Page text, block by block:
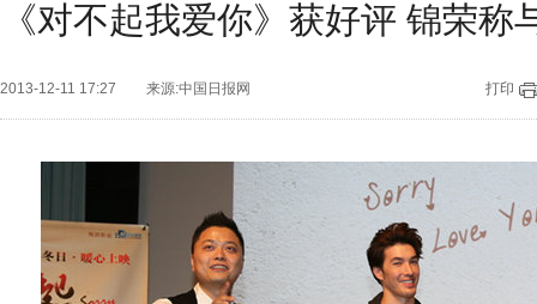
《对不起我爱你》获好评 锦荣称
2013-12-11 17:27 来源:中国日报网 打印